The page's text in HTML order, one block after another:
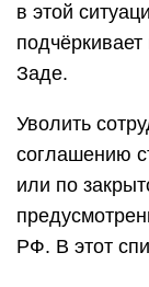
в этой
Заде.
Уволить
соглашению
или по
РФ. В этот